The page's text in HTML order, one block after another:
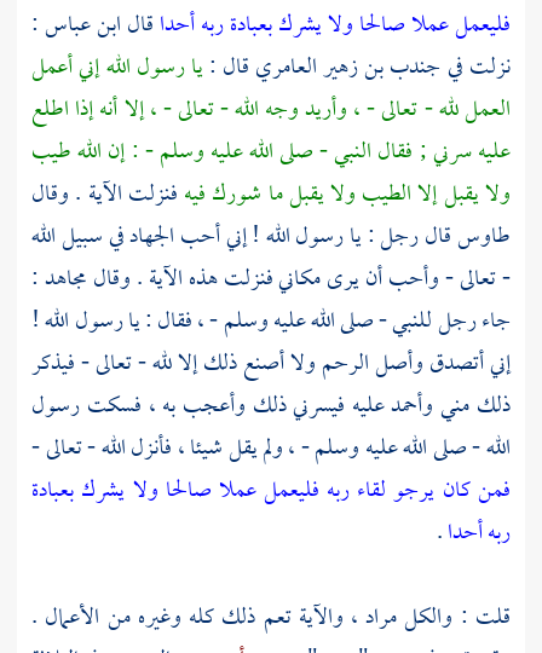
فليعمل عملا صالحا ولا يشرك بعبادة ربه أحداقالابن عباس:
نزلت فيجندب بن زهير العامريقال :يا رسول الله إني أعمل
العمل لله - تعالى - ، وأريد وجه الله - تعالى - ، إلا أنه إذا اطلع
عليه سرني ; فقال النبي - صلى الله عليه وسلم - : إن الله طيب
ولا يقبل إلا الطيب ولا يقبل ما شورك فيهفنزلت الآية . وقال
طاوسقال رجل : يا رسول الله ! إني أحب الجهاد في سبيل الله
- تعالى - وأحب أن يرى مكاني فنزلت هذه الآية . وقالمجاهد:
جاء رجل للنبي - صلى الله عليه وسلم - ، فقال : يا رسول الله !
إني أتصدق وأصل الرحم ولا أصنع ذلك إلا لله - تعالى - فيذكر
ذلك مني وأحمد عليه فيسرني ذلك وأعجب به ، فسكت رسول
الله - صلى الله عليه وسلم - ، ولم يقل شيئا ، فأنزل الله - تعالى -
فمن كان يرجو لقاء ربه فليعمل عملا صالحا ولا يشرك بعبادة
ربه أحدا.
قلت : والكل مراد ، والآية تعم ذلك كله وغيره من الأعمال .